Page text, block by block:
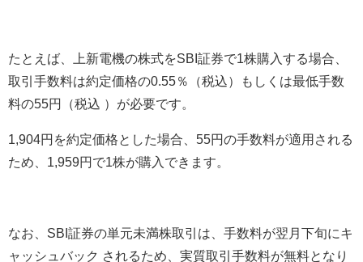
たとえば、上新電機の株式をSBI証券で1株購入する場合、
取引手数料は約定価格の0.55％（税込）もしくは最低手数
料の55円（税込 ）が必要です。
1,904円を約定価格とした場合、55円の手数料が適用される
ため、1,959円で1株が購入できます。
なお、SBI証券の単元未満株取引は、手数料が翌月下旬にキ
ャッシュバック されるため、実質取引手数料が無料となり